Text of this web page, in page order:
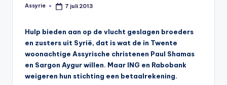
Geplaatst
Assyrie 7 juli 2013
Hulp bieden aan op de vlucht geslagen broeders
en zusters uit Syrië, dat is wat de in Twente
woonachtige Assyrische christenen Paul Shamas
en Sargon Aygur willen. Maar ING en Rabobank
weigeren hun stichting een betaalrekening.